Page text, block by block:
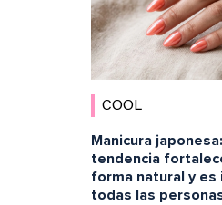
COOL
Manicura
tendencia
forma natural y es
todas las